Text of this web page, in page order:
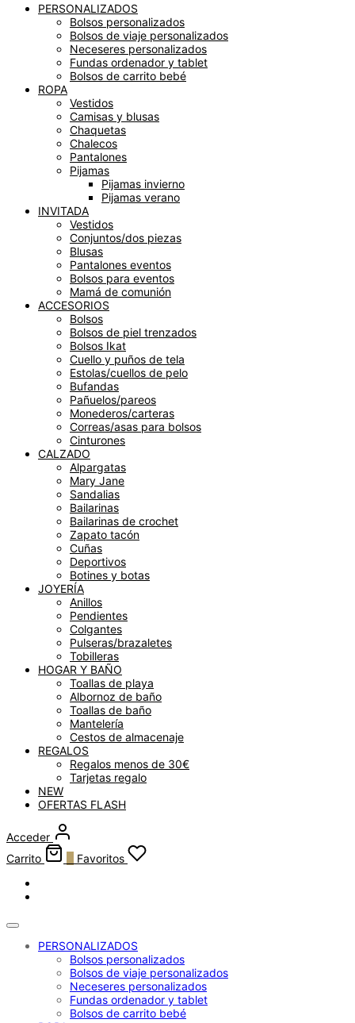
PERSONALIZADOS
Bolsos personalizados
Bolsos de viaje personalizados
Neceseres personalizados
Fundas ordenador y tablet
Bolsos de carrito bebé
ROPA
Vestidos
Camisas y blusas
Chaquetas
Chalecos
Pantalones
Pijamas
Pijamas invierno
Pijamas verano
INVITADA
Vestidos
Conjuntos/dos piezas
Blusas
Pantalones eventos
Bolsos para eventos
Mamá de comunión
ACCESORIOS
Bolsos
Bolsos de piel trenzados
Bolsos Ikat
Cuello y puños de tela
Estolas/cuellos de pelo
Bufandas
Pañuelos/pareos
Monederos/carteras
Correas/asas para bolsos
Cinturones
CALZADO
Alpargatas
Mary Jane
Sandalias
Bailarinas
Bailarinas de crochet
Zapato tacón
Cuñas
Deportivos
Botines y botas
JOYERÍA
Anillos
Pendientes
Colgantes
Pulseras/brazaletes
Tobilleras
HOGAR Y BAÑO
Toallas de playa
Albornoz de baño
Toallas de baño
Mantelería
Cestos de almacenaje
REGALOS
Regalos menos de 30€
Tarjetas regalo
NEW
OFERTAS FLASH
Acceder
Carrito
Favoritos
PERSONALIZADOS
Bolsos personalizados
Bolsos de viaje personalizados
Neceseres personalizados
Fundas ordenador y tablet
Bolsos de carrito bebé